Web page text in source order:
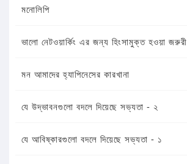
মনোলিপি
ভালো নেটওয়ার্কিং এর জন্য হিংসামুক্ত হওয়া জরুরী
মন আমাদের হ্যাপিনেসের কারখানা
যে উদ্ভাবনগুলো বদলে দিয়েছে সভ্যতা - ২
যে আবিষ্কারগুলো বদলে দিয়েছে সভ্যতা - ১